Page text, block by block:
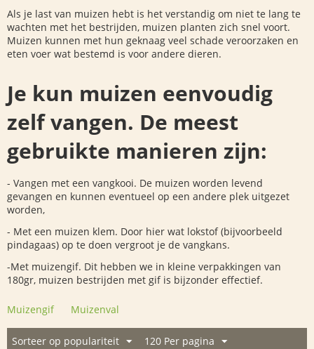
Als je last van muizen hebt is het verstandig om niet te lang te
wachten met het bestrijden, muizen planten zich snel voort.
Muizen kunnen met hun geknaag veel schade veroorzaken en
eten voer wat bestemd is voor andere dieren.
Je kun muizen eenvoudig
zelf vangen. De meest
gebruikte manieren zijn:
- Vangen met een vangkooi. De muizen worden levend
gevangen en kunnen eventueel op een andere plek uitgezet
worden,
- Met een muizen klem. Door hier wat lokstof (bijvoorbeeld
pindagaas) op te doen vergroot je de vangkans.
-Met muizengif. Dit hebben we in kleine verpakkingen van
180gr, muizen bestrijden met gif is bijzonder effectief.
Muizengif Muizenval
Sorteer op populariteit 120 Per pagina